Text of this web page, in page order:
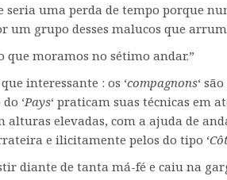
seria uma perda de tempo porque
um grupo desses malucos que
que moramos no sétimo andar.”
interessante : os ‘compagnons‘
‘Pays‘ praticam suas técnicas em
alturas elevadas, com a ajuda de
e ilicitamente pelos do tipo ‘
diante de tanta má-fé e caiu na